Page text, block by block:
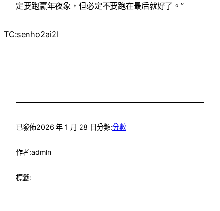
定要跑贏年夜象，但必定不要跑在最后就好了。”
TC:senho2ai2l
已發佈2026 年 1 月 28 日分類:分數
作者:admin
標籤: